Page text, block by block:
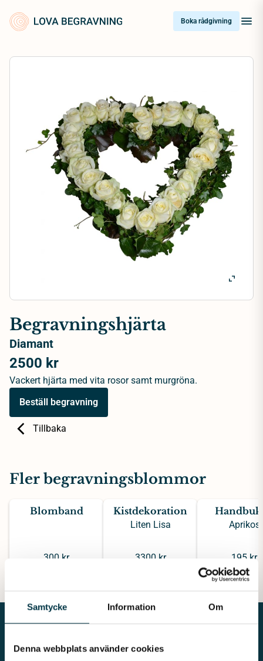
Samtycke Information Om
Denna webbplats använder cookies
content
Boka rådgivning
Tillbaka
Begravningshjärta
Diamant
2500 kr
Vackert hjärta med vita rosor samt murgröna.
Beställ begravning
Fler begravningsblommor
Blomband
300 kr
Kistdekoration
Liten Lisa
3300 kr
Aprikos
195 kr